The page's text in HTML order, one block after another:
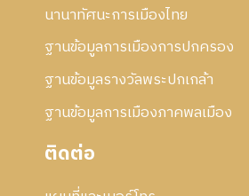
นานาทัศนะการเมืองไทย
ฐานข้อมูลการเมืองการปกครอง
ฐานข้อมูลรางวัลพระปกเกล้า
ฐานข้อมูลการเมืองภาคพลเมือง
ติดต่อ